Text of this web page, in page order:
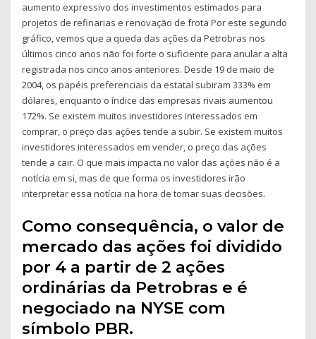
aumento expressivo dos investimentos estimados para
projetos de refinarias e renovação de frota Por este segundo
gráfico, vemos que a queda das ações da Petrobras nos
últimos cinco anos não foi forte o suficiente para anular a alta
registrada nos cinco anos anteriores. Desde 19 de maio de
2004, os papéis preferenciais da estatal subiram 333% em
dólares, enquanto o índice das empresas rivais aumentou
172%. Se existem muitos investidores interessados em
comprar, o preço das ações tende a subir. Se existem muitos
investidores interessados em vender, o preço das ações
tende a cair. O que mais impacta no valor das ações não é a
notícia em si, mas de que forma os investidores irão
interpretar essa notícia na hora de tomar suas decisões.
Como consequência, o valor de
mercado das ações foi dividido
por 4 a partir de 2 ações
ordinárias da Petrobras e é
negociado na NYSE com
símbolo PBR.